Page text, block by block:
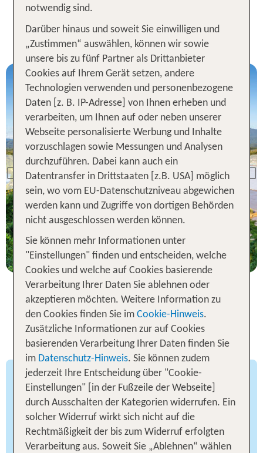
Beliebte TUI Rundreisen in
Thailand
Previous
Rundreise
Grosse Thailand
Rundreise
7 Nächte, HP, DZ
statt
p.P. ab 519 €
Die 6 besten Orte für Deine
Thailand Rundreise
Bangkok – zwischen Tradition
und Moderne
Die Metropole Bangkok ist der Dreh-und
Angelpunkt bei einem Thailand Urlaub. Zwischen
notwendig sind.
Darüber hinaus und soweit Sie einwilligen und
„Zustimmen“ auswählen, können wir sowie
unsere bis zu fünf Partner als Drittanbieter
Cookies auf Ihrem Gerät setzen, andere
Technologien verwenden und personenbezogene
Daten [z. B. IP-Adresse] von Ihnen erheben und
verarbeiten, um Ihnen auf oder neben unserer
Webseite personalisierte Werbung und Inhalte
vorzuschlagen sowie Messungen und Analysen
durchzuführen. Dabei kann auch ein
Datentransfer in Drittstaaten [z.B. USA] möglich
sein, wo vom EU-Datenschutzniveau abgewichen
werden kann und Zugriffe von dortigen Behörden
nicht ausgeschlossen werden können.
Sie können mehr Informationen unter
"Einstellungen" finden und entscheiden, welche
Cookies und welche auf Cookies basierende
Verarbeitung Ihrer Daten Sie ablehnen oder
akzeptieren möchten. Weitere Information zu
den Cookies finden Sie im Cookie-Hinweis.
Zusätzliche Informationen zur auf Cookies
basierenden Verarbeitung Ihrer Daten finden Sie
im Datenschutz-Hinweis. Sie können zudem
jederzeit Ihre Entscheidung über "Cookie-
Einstellungen" [in der Fußzeile der Webseite]
durch Ausschalten der Kategorien widerrufen. Ein
solcher Widerruf wirkt sich nicht auf die
Rechtmäßigkeit der bis zum Widerruf erfolgten
Verarbeitung aus. Soweit Sie „Ablehnen“ wählen